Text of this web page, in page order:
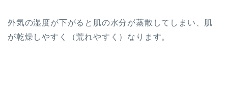
外気の湿度が下がると肌の水分が蒸散してしまい、肌
が乾燥しやすく（荒れやすく）なります。